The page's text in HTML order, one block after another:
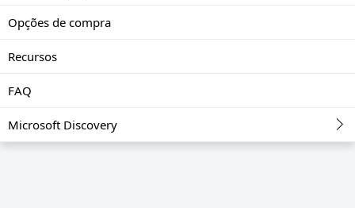
Opções de compra
Recursos
FAQ
Microsoft Discovery